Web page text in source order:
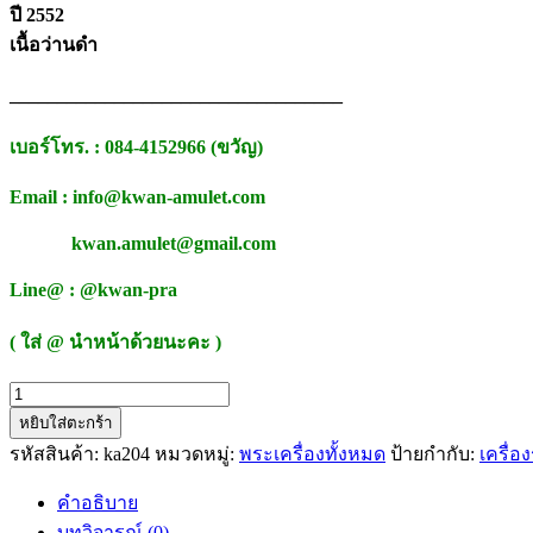
ปี 2552
เนื้อว่านดำ
เบอร์โทร. : 084-4152966 (ขวัญ)
Email : info@kwan-amulet.com
kwan.amulet@gmail.com
Line@ : @kwan-pra
( ใส่ @ นำหน้าด้วยนะคะ )
จำนวน
พระ
ขุน
หยิบใส่ตะกร้า
รหัสสินค้า: ka204 หมวดหมู่: พระเครื่องทั้งหมด ป้ายกำกับ: เครื่อ
คำอธิบาย